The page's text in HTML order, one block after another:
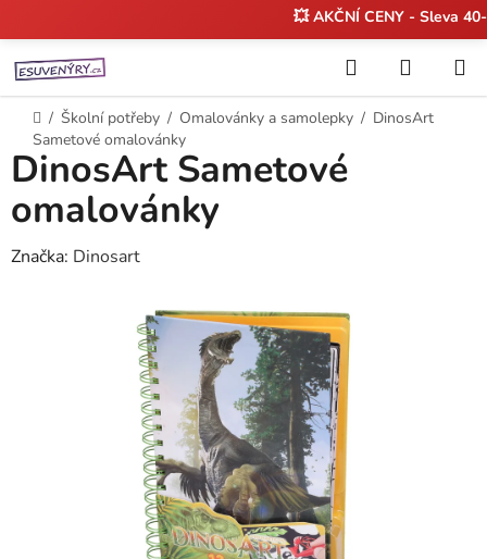
na
obsah
💥 AKČNÍ CENY - Sleva
Hledat
KOŠÍK
Domů
/ Školní potřeby / Omalovánky a samolepky / DinosArt
Sametové omalovánky
DinosArt Sametové
omalovánky
Značka: Dinosart